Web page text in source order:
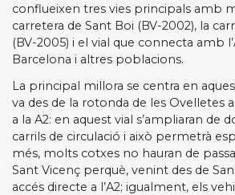
conflueixen tres vies principals amb
carretera de Sant Boi (BV-2002), la
(BV-2005) i el vial que connecta amb
Barcelona i altres poblacions.
La principal millora se centra en
va des de la rotonda de les Ovelletes
a la A2: en aquest vial s’ampliaran de
carrils de circulació i això permetrà
més, molts cotxes no hauran de
Sant Vicenç perquè, venint des de
accés directe a l’A2; igualment, els